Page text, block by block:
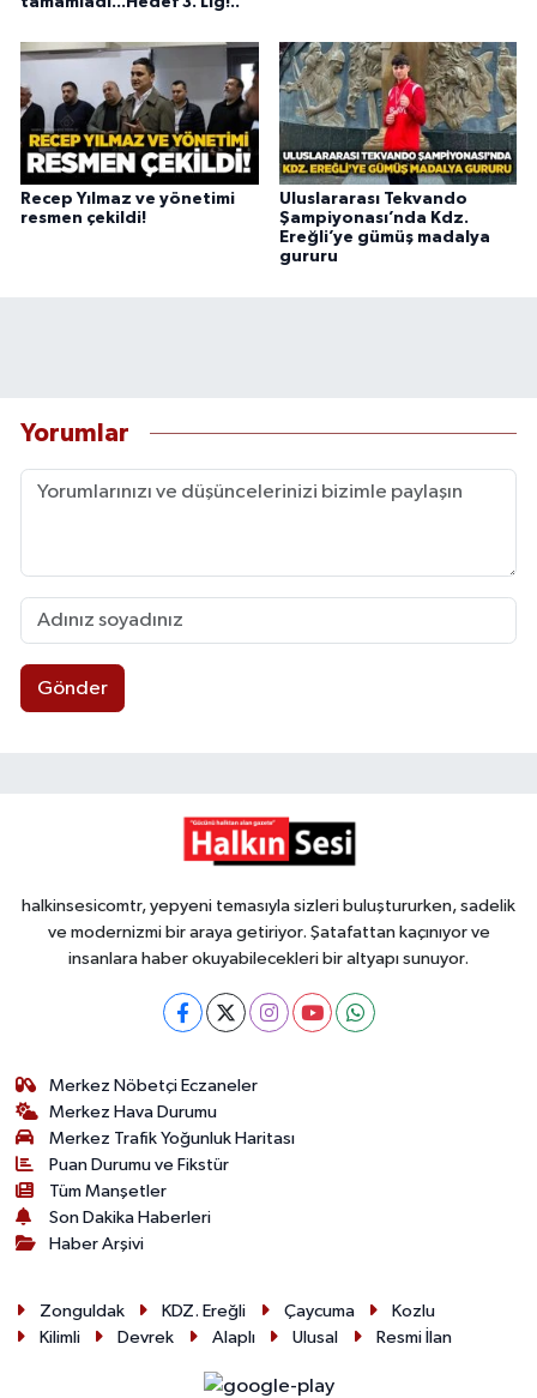
Recep Yılmaz ve yönetimi
resmen çekildi!
Uluslararası Tekvando
Şampiyonası’nda Kdz.
Ereğli’ye gümüş madalya
gururu
Yorumlar
Gönder
halkinsesicomtr, yepyeni temasıyla sizleri buluştururken, sadelik
ve modernizmi bir araya getiriyor. Şatafattan kaçınıyor ve
insanlara haber okuyabilecekleri bir altyapı sunuyor.
Merkez Nöbetçi Eczaneler
Merkez Hava Durumu
Merkez Trafik Yoğunluk Haritası
Puan Durumu ve Fikstür
Tüm Manşetler
Son Dakika Haberleri
Haber Arşivi
Zonguldak KDZ. Ereğli Çaycuma
Kozlu
Kilimli
Devrek Alaplı Ulusal Resmi İlan